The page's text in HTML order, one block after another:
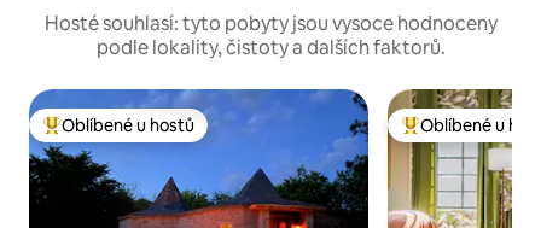
Hosté souhlasí: tyto pobyty jsou vysoce hodnoceny
podle lokality, čistoty a dalších faktorů.
Nejlepší v kategorii Oblíbené u hostů
Oblíbené u hostů Nejlepší v
Oblíbené u